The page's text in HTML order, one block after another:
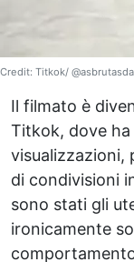
Credit: Titkok/
Il filmato è
Titkok, dove
visualizzazioni,
di condivisioni
sono stati gli
ironicamente